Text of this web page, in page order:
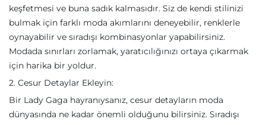
keşfetmesi ve buna sadık kalmasıdır. Siz de kendi stilinizi
bulmak için farklı moda akımlarını deneyebilir, renklerle
oynayabilir ve sıradışı kombinasyonlar yapabilirsiniz.
Modada sınırları zorlamak, yaratıcılığınızı ortaya çıkarmak
için harika bir yoldur.
2. Cesur Detaylar Ekleyin:
Bir Lady Gaga hayranıysanız, cesur detayların moda
dünyasında ne kadar önemli olduğunu bilirsiniz. Sıradışı